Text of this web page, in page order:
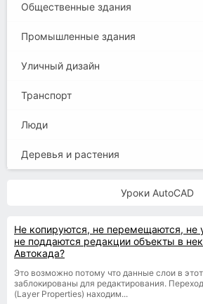
Общественные здания
Промышленные здания
Уличный дизайн
Транспорт
Люди
Деревья и растения
Уроки AutoCAD
Не копируются, не перемещаются, не
не поддаются редакции объекты в
Автокада?
Это возможно потому что данные слои в
заблокированы для редактирования.
(Layer Properties) находим...